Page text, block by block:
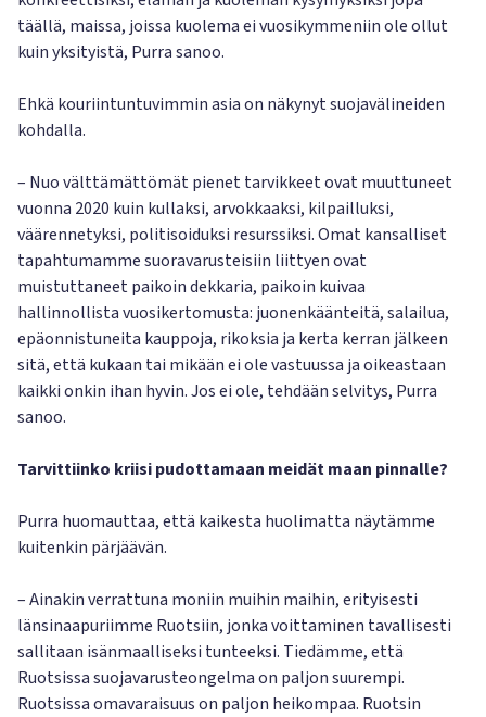
täällä, maissa, joissa kuolema ei vuosikymmeniin ole ollut
kuin yksityistä, Purra sanoo.
Ehkä kouriintuntuvimmin asia on näkynyt suojavälineiden
kohdalla.
– Nuo välttämättömät pienet tarvikkeet ovat muuttuneet
vuonna 2020 kuin kullaksi, arvokkaaksi, kilpailluksi,
väärennetyksi, politisoiduksi resurssiksi. Omat kansalliset
tapahtumamme suoravarusteisiin liittyen ovat
muistuttaneet paikoin dekkaria, paikoin kuivaa
hallinnollista vuosikertomusta: juonenkäänteitä, salailua,
epäonnistuneita kauppoja, rikoksia ja kerta kerran jälkeen
sitä, että kukaan tai mikään ei ole vastuussa ja oikeastaan
kaikki onkin ihan hyvin. Jos ei ole, tehdään selvitys, Purra
sanoo.
Tarvittiinko kriisi pudottamaan meidät maan pinnalle?
Purra huomauttaa, että kaikesta huolimatta näytämme
kuitenkin pärjäävän.
– Ainakin verrattuna moniin muihin maihin, erityisesti
länsinaapuriimme Ruotsiin, jonka voittaminen tavallisesti
sallitaan isänmaalliseksi tunteeksi. Tiedämme, että
Ruotsissa suojavarusteongelma on paljon suurempi.
Ruotsissa omavaraisuus on paljon heikompaa. Ruotsin